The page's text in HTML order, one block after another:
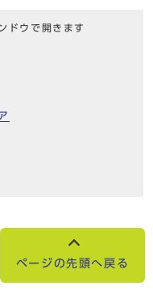
ドウで開きます
ページの先頭へ戻る